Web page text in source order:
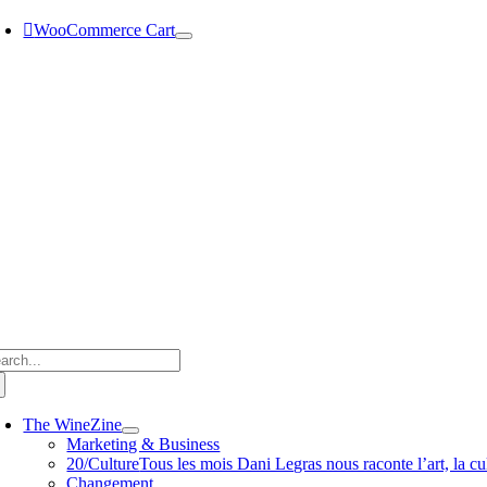
PasserWooCommerce Cart
The WineZine
Marketing & Business
20/CultureTous les mois Dani Legras nous raconte l’art, la
Changement